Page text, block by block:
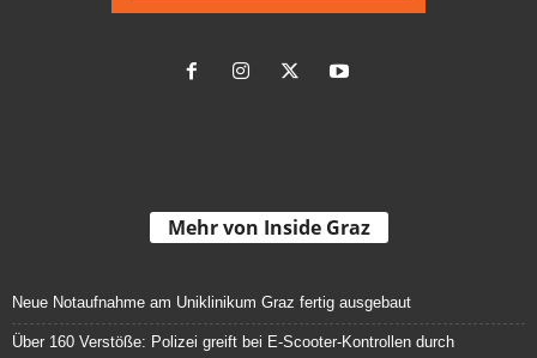
Mehr von Inside Graz
Neue Notaufnahme am Uniklinikum Graz fertig ausgebaut
Über 160 Verstöße: Polizei greift bei E-Scooter-Kontrollen durch